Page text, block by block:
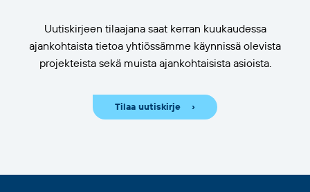
Uutiskirjeen tilaajana saat kerran kuukaudessa
ajankohtaista tietoa yhtiössämme käynnissä olevista
projekteista sekä muista ajankohtaisista asioista.
Tilaa uutiskirje